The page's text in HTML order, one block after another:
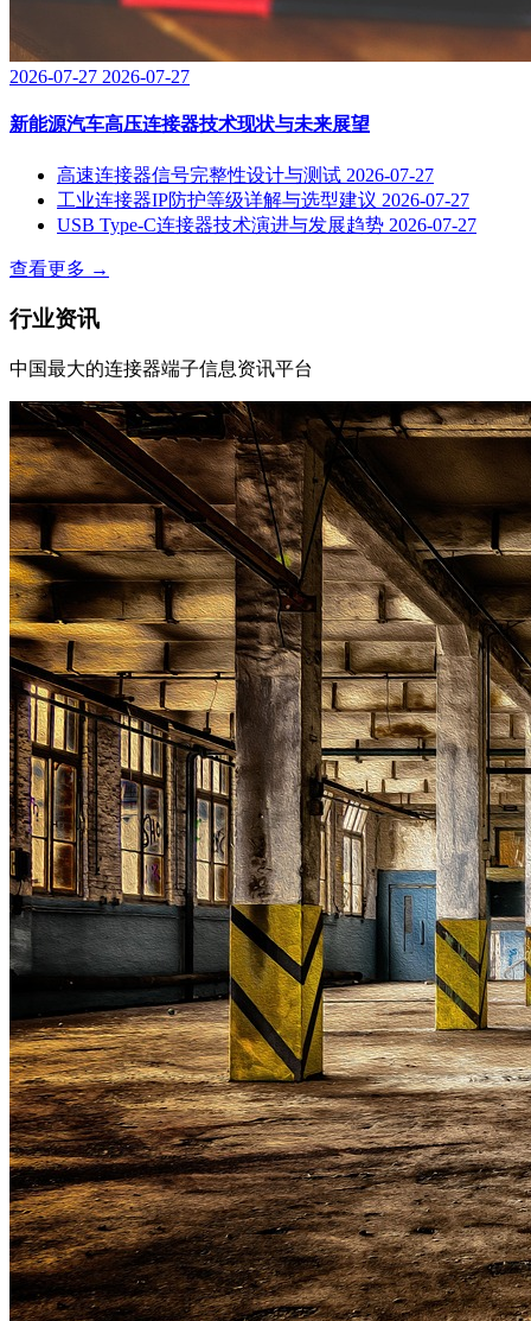
2026-07-27 2026-07-27
新能源汽车高压连接器技术现状与未来展望
高速连接器信号完整性设计与测试 2026-07-27
工业连接器IP防护等级详解与选型建议 2026-07-27
USB Type-C连接器技术演进与发展趋势 2026-07-27
查看更多 →
行业资讯
中国最大的连接器端子信息资讯平台